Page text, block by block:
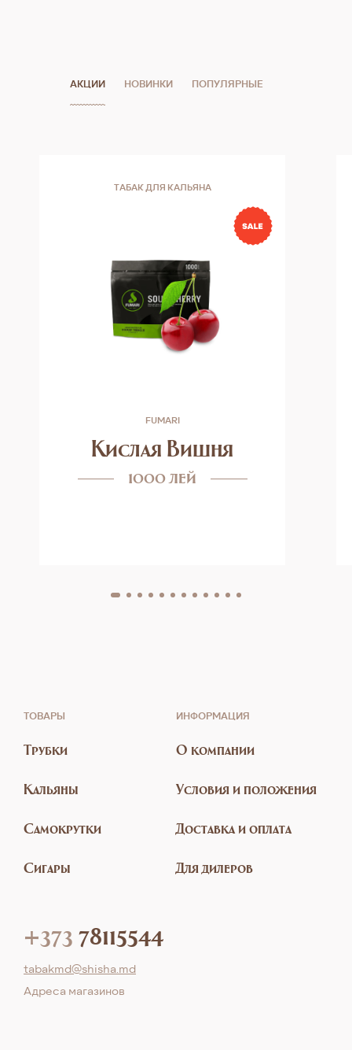
АКЦИИ НОВИНКИ ПОПУЛЯРНЫЕ
ТАБАК ДЛЯ КАЛЬЯНА
FUMARI
Кислая Вишня
1000 лей
ТОВАРЫ
Трубки
Кальяны
Самокрутки
Сигары
ИНФОРМАЦИЯ
О компании
Условия и положения
Доставка и оплата
Для дилеров
+373 78115544
tabakmd@shisha.md
Aдреса магазинов